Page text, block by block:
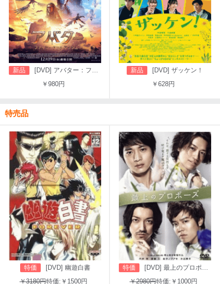
新品
[DVD] アバター：ファイヤー・アンド・アッシュ
￥980円
新品
[DVD] ザッケン！
￥628円
特売品
特価
[DVD] 幽遊白書
￥3180円特価:￥1500円
特価
[DVD] 最上のプロポーズ
￥2980円特価:￥1000円